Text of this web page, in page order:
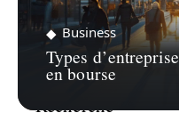
Business
Types
en bourse
Recherche